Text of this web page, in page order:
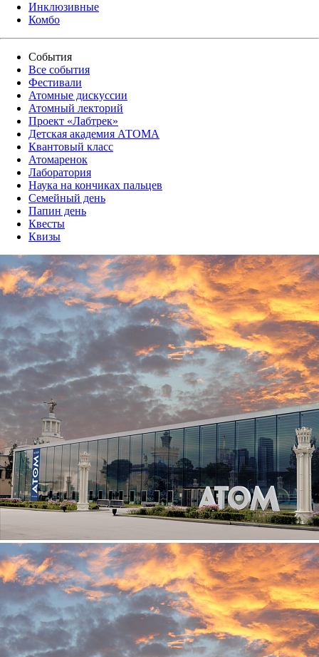
Инклюзивные
Комбо
События
Все события
Фестивали
Атомные дискуссии
Атомный лекторий
Проект «Лабтрек»
Детская академия АТОМА
Квантовый класс
Атомаренок
Лаборатория
Наука на кончиках пальцев
Семейный день
Папин день
Квесты
Квизы